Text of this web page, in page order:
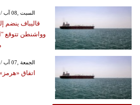
GMT 00:51 2026 السبت ,08 آب / أغسطس
قاليباف ينضم
وواشنطن تتوقع
GMT 20:42 2026 الجمعة ,07 آب / أغسطس
اتفاق